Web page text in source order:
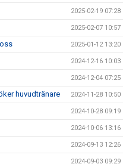
2025-02-19 07:28
2025-02-07 10:57
2025-01-12 13:20
2024-12-16 10:03
2024-12-04 07:25
huvudtränare 2024-11-28 10:50
2024-10-28 09:19
2024-10-06 13:16
2024-09-13 12:26
2024-09-03 09:29